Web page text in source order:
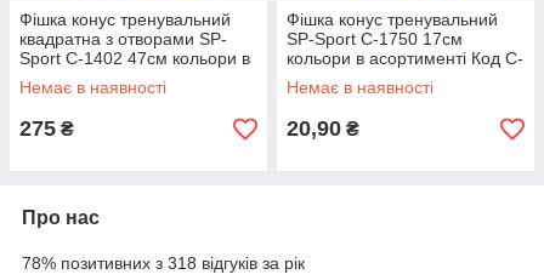
Фішка конус тренувальний
квадратна з отворами SP-
Sport C-1402 47см кольори в
асортименті Код C-1402
Немає в наявності
275 ₴
Фішка конус тренувальний
SP-Sport C-1750 17см
кольори в асортименті Код C-
1750
Немає в наявності
20,90 ₴
Про нас
78% позитивних з 318 відгуків за рік